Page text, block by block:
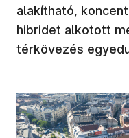
alakítható,
hibridet alkotott
térkövezés